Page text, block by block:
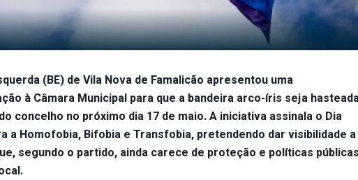
(BE) de Vila Nova de Famalicão apresentou uma
à Câmara Municipal para que a bandeira arco-íris seja
concelho no próximo dia 17 de maio. A iniciativa assinala o Dia
a Homofobia, Bifobia e Transfobia, pretendendo dar visibilidade a
segundo o partido, ainda carece de proteção e políticas públicas